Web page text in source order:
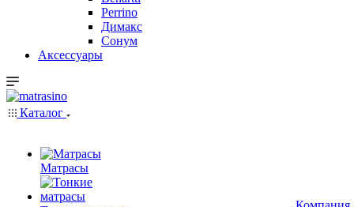
Perrino
Димакс
Сонум
Аксессуары
Каталог
Матрасы